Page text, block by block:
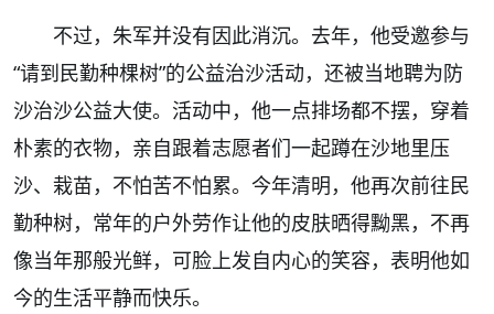
不过，朱军并没有因此消沉。去年，他受邀参与
“请到民勤种棵树”的公益治沙活动，还被当地聘为防
沙治沙公益大使。活动中，他一点排场都不摆，穿着
朴素的衣物，亲自跟着志愿者们一起蹲在沙地里压
沙、栽苗，不怕苦不怕累。今年清明，他再次前往民
勤种树，常年的户外劳作让他的皮肤晒得黝黑，不再
像当年那般光鲜，可脸上发自内心的笑容，表明他如
今的生活平静而快乐。